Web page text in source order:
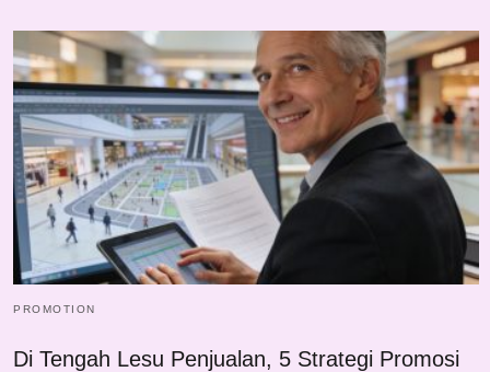
PROMOTION
Di Tengah Lesu Penjualan, 5 Strategi Promosi